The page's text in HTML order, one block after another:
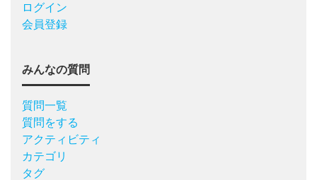
ログイン
会員登録
みんなの質問
質問一覧
質問をする
アクティビティ
カテゴリ
タグ